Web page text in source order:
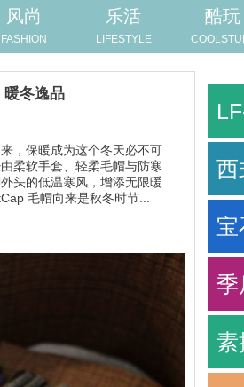
风尚
FASHION
乐活
LIFESTYLE
酷玩
暖冬逸品
，保暖成为这个冬天必不可
柔软手套、轻柔毛帽与防寒
头的低温寒风，增添无限暖
毛帽向来是秋冬时节...
西
宝
季
素